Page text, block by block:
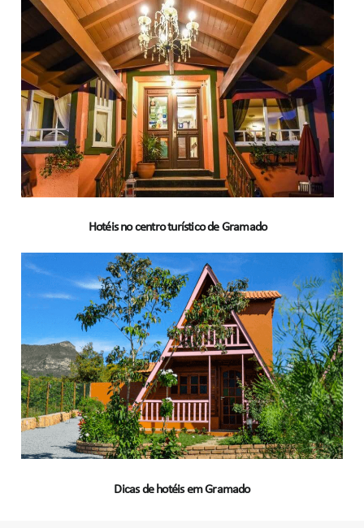
Hotéis no centro turístico de Gramado
Dicas de hotéis em Gramado